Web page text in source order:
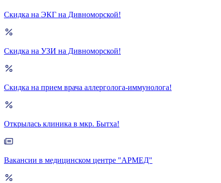
Скидка на ЭКГ на Дивноморской!
Скидка на УЗИ на Дивноморской!
Скидка на прием врача аллерголога-иммунолога!
Открылась клиника в мкр. Бытха!
Вакансии в медицинском центре "АРМЕД"